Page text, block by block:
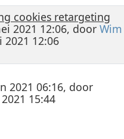
cookies retargeting
2021 12:06, door
12:06
2021 06:16, door
15:44